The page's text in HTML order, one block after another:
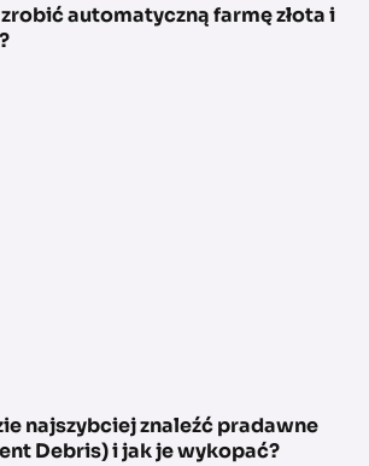
automatyczną farmę złota i
najszybciej znaleźć pradawne
Debris) i jak je wykopać?